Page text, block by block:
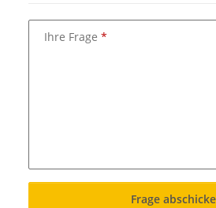
Ihre Frage
Frage